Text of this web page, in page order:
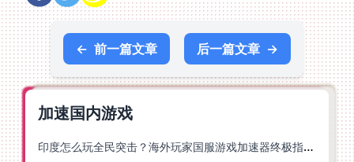
← 前一篇文章 后一篇文章 →
加速国内游戏
印度怎么玩全民突击？海外玩家国服游戏加速器终极指南（附原神延迟优化+精灵之境加速器选择）